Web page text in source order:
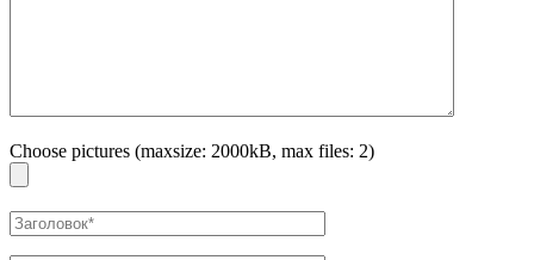
Choose pictures (maxsize: 2000kB, max files: 2)